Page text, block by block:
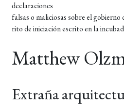
declaraciones
falsas o maliciosas sobre el
rito de iniciación escrito en la
Matthew
Extraña